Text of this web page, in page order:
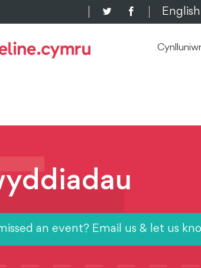
English
an event? Email us & let us